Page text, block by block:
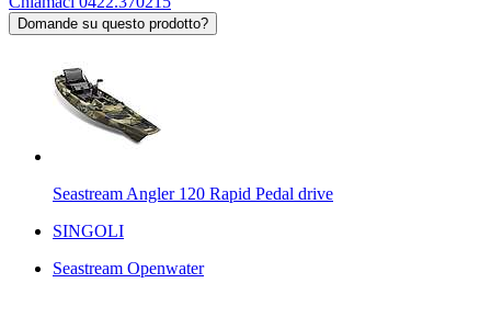
Domande su questo prodotto?
Seastream Angler 120 Rapid Pedal drive
SINGOLI
Seastream Openwater